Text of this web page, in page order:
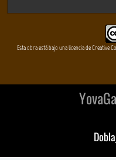
Esta obra está bajo una licencia de